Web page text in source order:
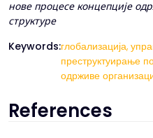
нове процесе концепције
структуре
Keywords:глобализација,
преструктуирање
одрживе
References